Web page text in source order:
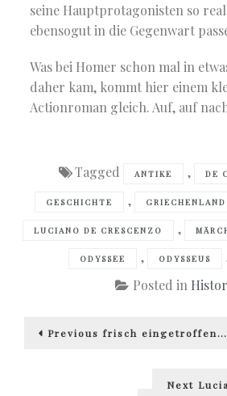
seine Hauptprotagonisten so
ebensogut in die Gegenwart
Was bei Homer schon mal in
daher kam, kommt hier einem
Actionroman gleich. Auf, auf
Tagged ANTIKE , DE
GESCHICHTE , GRIECHENLAND
LUCIANO DE CRESCENZO ,
ODYSSEE , ODYSSEUS
Posted in
Beitragsnavigation
Previous Previous
frisch eingetroffen…
Next Next